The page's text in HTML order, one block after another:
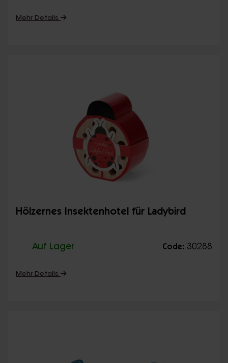
Mehr Details
Hölzernes Insektenhotel für Ladybird
Auf Lager Code: 30288
Mehr Details